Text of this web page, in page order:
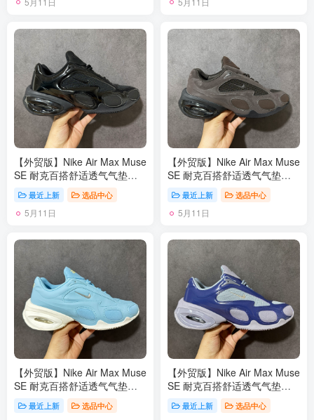
【外贸版】Nike Air Max Muse
SE 耐克百搭舒适透气气垫休
闲跑步鞋 FV1920 尺码：36-
45 最近上新 选品中心
5月11日
【外贸版】Nike Air Max Muse
SE 耐克百搭舒适透气气垫休
闲跑步鞋 FV1920 尺码：36-
45 最近上新 选品中心
5月11日
【外贸版】Nike Air Max Muse
SE 耐克百搭舒适透气气垫休
闲跑步鞋 FV1920 尺码：36-
45 最近上新 选品中心
【外贸版】Nike Air Max Muse
SE 耐克百搭舒适透气气垫休
闲跑步鞋 FV1920 尺码：36-
45 最近上新 选品中心